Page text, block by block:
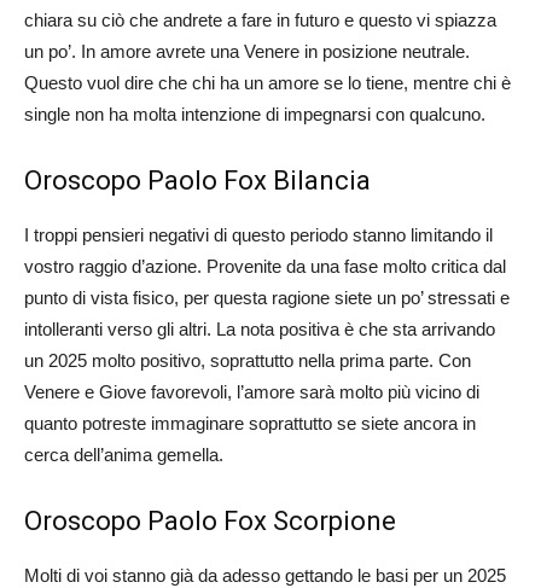
chiara su ciò che andrete a fare in futuro e questo vi spiazza
un po’. In amore avrete una Venere in posizione neutrale.
Questo vuol dire che chi ha un amore se lo tiene, mentre chi è
single non ha molta intenzione di impegnarsi con qualcuno.
Oroscopo Paolo Fox Bilancia
I troppi pensieri negativi di questo periodo stanno limitando il
vostro raggio d’azione. Provenite da una fase molto critica dal
punto di vista fisico, per questa ragione siete un po’ stressati e
intolleranti verso gli altri. La nota positiva è che sta arrivando
un 2025 molto positivo, soprattutto nella prima parte. Con
Venere e Giove favorevoli, l’amore sarà molto più vicino di
quanto potreste immaginare soprattutto se siete ancora in
cerca dell’anima gemella.
Oroscopo Paolo Fox Scorpione
Molti di voi stanno già da adesso gettando le basi per un 2025